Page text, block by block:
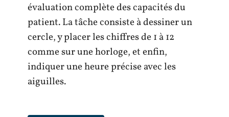
évaluation complète des capacités du
patient. La tâche consiste à dessiner un
cercle, y placer les chiffres de 1 à 12
comme sur une horloge, et enfin,
indiquer une heure précise avec les
aiguilles.